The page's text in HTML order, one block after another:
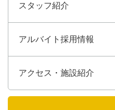
スタッフ紹介
アルバイト採用情報
アクセス・施設紹介